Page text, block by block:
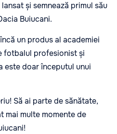
și semnează primul său
Buiucani.
un produs al academiei
fotbalul profesionist și
este doar începutul unui
Să ai parte de sănătate,
mai multe momente de